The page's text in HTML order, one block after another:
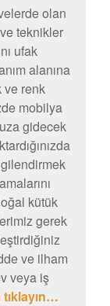
olan
teknikler
ufak
alanına
ve renk
mobilya
gidecek
kütük
gerek
ve ilham
veya iş
tıklayın…